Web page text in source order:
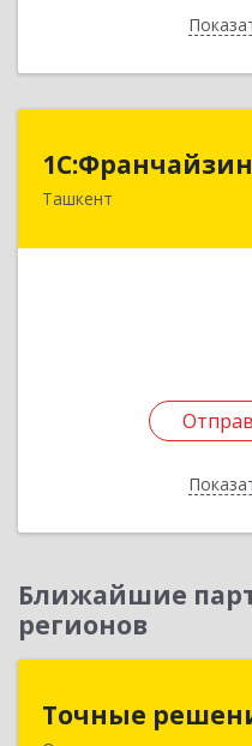
Ташкент
Узбекистан,
Ближайшие
регионов
Точные